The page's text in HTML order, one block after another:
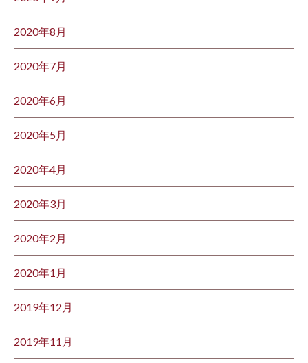
2020年8月
2020年7月
2020年6月
2020年5月
2020年4月
2020年3月
2020年2月
2020年1月
2019年12月
2019年11月